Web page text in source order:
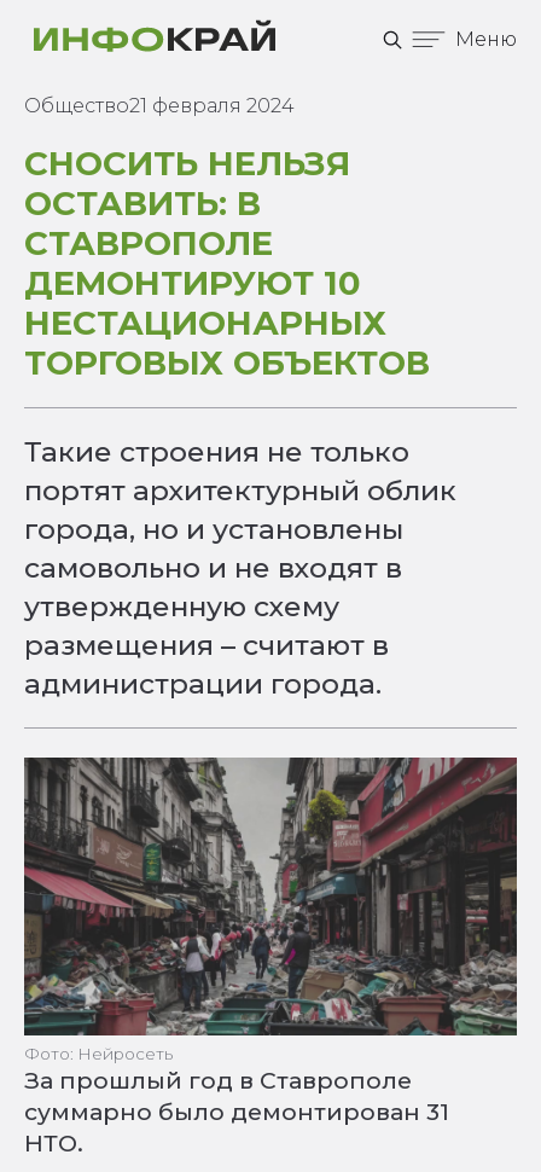
Меню
Общество21 февраля 2024
СНОСИТЬ НЕЛЬЗЯ
ОСТАВИТЬ: В
СТАВРОПОЛЕ
ДЕМОНТИРУЮТ 10
НЕСТАЦИОНАРНЫХ
ТОРГОВЫХ ОБЪЕКТОВ
Такие строения не только
портят архитектурный облик
города, но и установлены
самовольно и не входят в
утвержденную схему
размещения – считают в
администрации города.
Фото: Нейросеть
За прошлый год в Ставрополе
суммарно было демонтирован 31
НТО.